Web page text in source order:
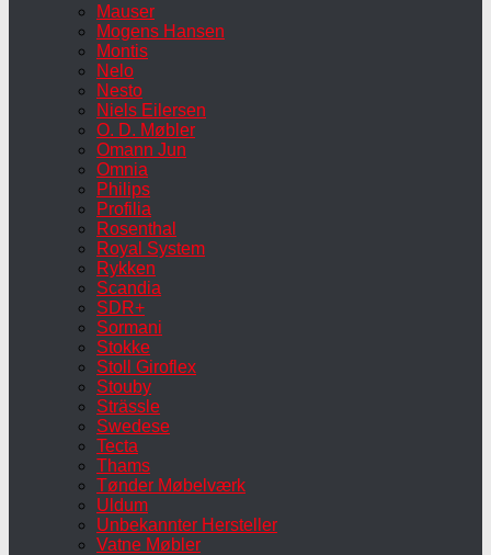
Mauser
Mogens Hansen
Montis
Nelo
Nesto
Niels Eilersen
O. D. Møbler
Omann Jun
Omnia
Philips
Profilia
Rosenthal
Royal System
Rykken
Scandia
SDR+
Sormani
Stokke
Stoll Giroflex
Stouby
Strässle
Swedese
Tecta
Thams
Tønder Møbelværk
Uldum
Unbekannter Hersteller
Vatne Møbler